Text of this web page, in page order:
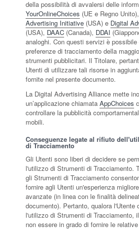
della possibilità di avvalersi delle
YourOnlineChoices (UE e Regno Unito),
Advertising Initiative (USA) e Digital
(USA), DAAC (Canada), DDAI
analoghi. Con questi servizi è
preferenze di tracciamento della
strumenti pubblicitari. Il Titolare,
Utenti di utilizzare tali risorse in
fornite nel presente documento.
La Digital Advertising Alliance mette
un’applicazione chiamata AppChoices
controllare la pubblicità
mobili.
Conseguenze legate al rifiuto
di Tracciamento
Gli Utenti sono liberi di decidere se
l'utilizzo di Strumenti di Tracciamento.
gli Strumenti di Tracciamento
fornire agli Utenti un'esperienza
avanzate (in linea con le finalità
documento). Pertanto, qualora l'Utente
l'utilizzo di Strumenti di Tracciamento,
non essere in grado di fornire le